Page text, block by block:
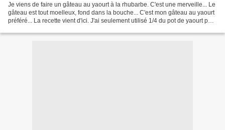
Je viens de faire un gâteau au yaourt à la rhubarbe. C'est une merveille... Le
gâteau est tout moelleux, fond dans la bouche... C'est mon gâteau au yaourt
préféré... La recette vient d'ici. J'ai seulement utilisé 1/4 du pot de yaourt pour